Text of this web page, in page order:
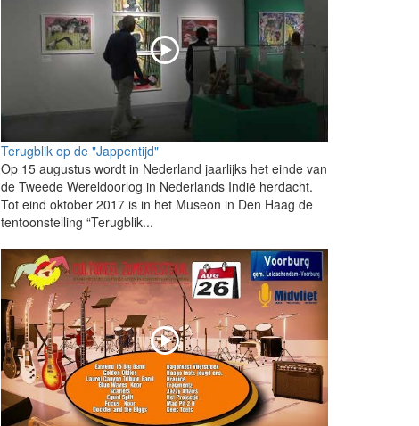
Terugblik op de "Jappentijd"
Op 15 augustus wordt in Nederland jaarlijks het einde van
de Tweede Wereldoorlog in Nederlands Indië herdacht.
Tot eind oktober 2017 is in het Museon in Den Haag de
tentoonstelling “Terugblik...